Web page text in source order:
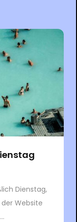
Dienstag,
der Website